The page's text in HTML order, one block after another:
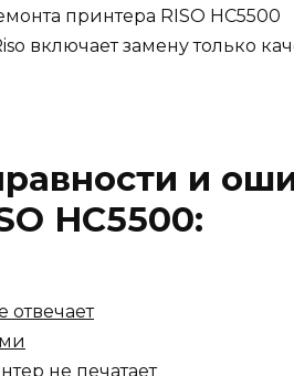
принтера RISO HC5500
включает замену только
и
HC5500:
отвечает
не печатает